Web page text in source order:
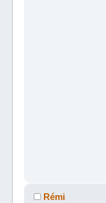
Rémi